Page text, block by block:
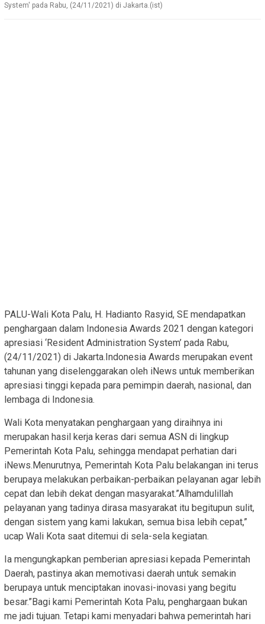
System' pada Rabu, (24/11/2021) di Jakarta.(ist)
PALU-Wali Kota Palu, H. Hadianto Rasyid, SE mendapatkan
penghargaan dalam Indonesia Awards 2021 dengan kategori
apresiasi ‘Resident Administration System’ pada Rabu,
(24/11/2021) di Jakarta.Indonesia Awards merupakan event
tahunan yang diselenggarakan oleh iNews untuk memberikan
apresiasi tinggi kepada para pemimpin daerah, nasional, dan
lembaga di Indonesia.
Wali Kota menyatakan penghargaan yang diraihnya ini
merupakan hasil kerja keras dari semua ASN di lingkup
Pemerintah Kota Palu, sehingga mendapat perhatian dari
iNews.Menurutnya, Pemerintah Kota Palu belakangan ini terus
berupaya melakukan perbaikan-perbaikan pelayanan agar lebih
cepat dan lebih dekat dengan masyarakat.”Alhamdulillah
pelayanan yang tadinya dirasa masyarakat itu begitupun sulit,
dengan sistem yang kami lakukan, semua bisa lebih cepat,”
ucap Wali Kota saat ditemui di sela-sela kegiatan.
Ia mengungkapkan pemberian apresiasi kepada Pemerintah
Daerah, pastinya akan memotivasi daerah untuk semakin
berupaya untuk menciptakan inovasi-inovasi yang begitu
besar.”Bagi kami Pemerintah Kota Palu, penghargaan bukan
me jadi tujuan. Tetapi kami menyadari bahwa pemerintah hari